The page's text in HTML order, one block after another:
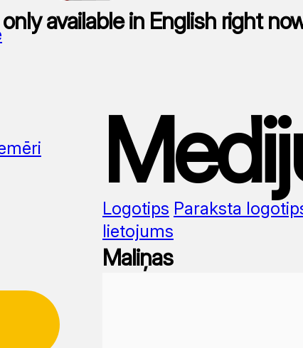
available in English right
Logotips Paraksta
lietojums
Maliņas